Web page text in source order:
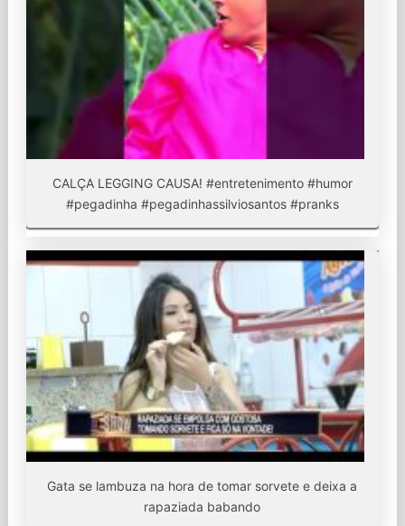
CALÇA LEGGING CAUSA! #entretenimento #humor
#pegadinha #pegadinhassilviosantos #pranks
Gata se lambuza na hora de tomar sorvete e deixa a
rapaziada babando